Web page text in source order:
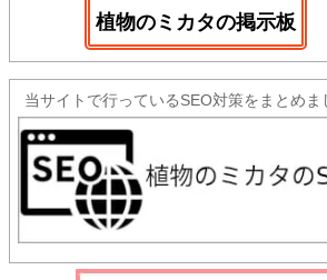
植物のミカタの掲示板
当サイトで行っているSEO対策をまとめま